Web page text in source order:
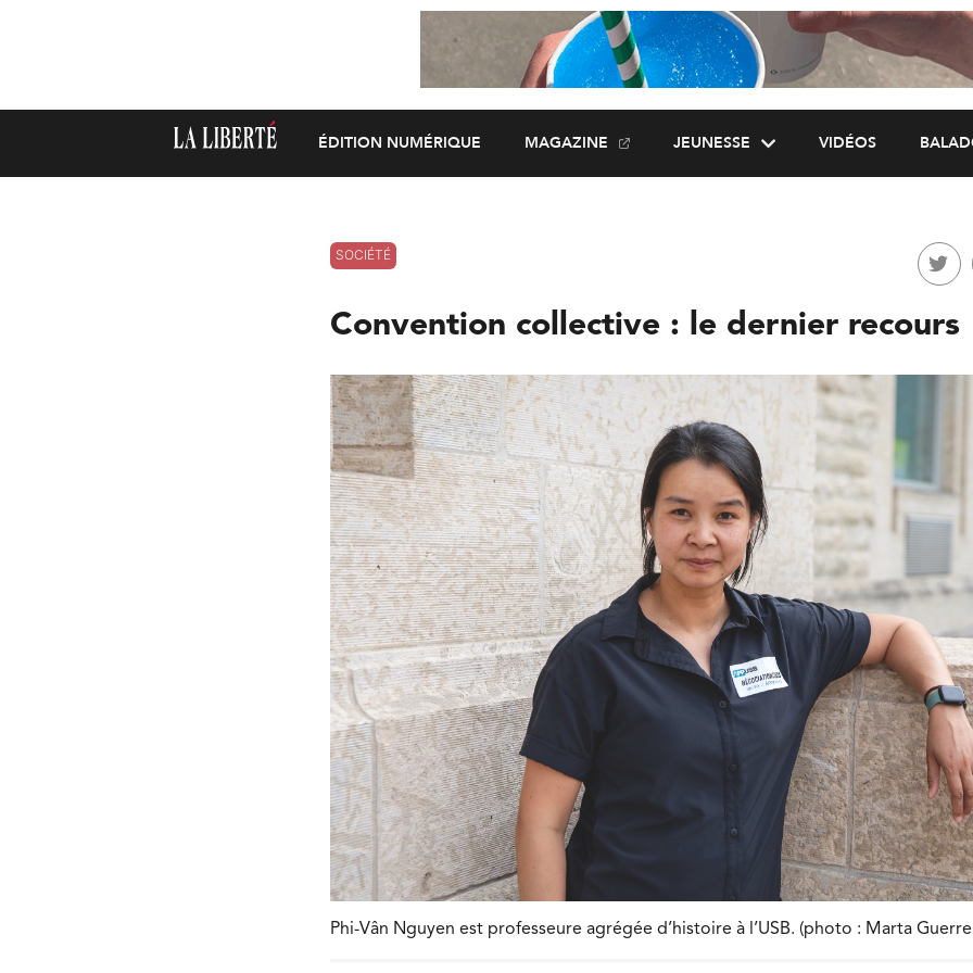
ÉDITION NUMÉRIQUE MAGAZINE JEUNESSE VIDÉOS
SOCIÉTÉ
Convention collective : le dernier recours
Phi-Vân Nguyen est professeure agrégée d’histoire à l’USB. (photo : Marta